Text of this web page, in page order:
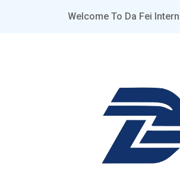
Welcome To Da Fei